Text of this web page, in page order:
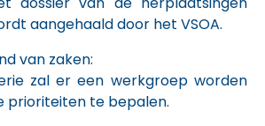
aangehaald door het VSOA.
van zaken:
zal er een werkgroep worden
prioriteiten te bepalen.